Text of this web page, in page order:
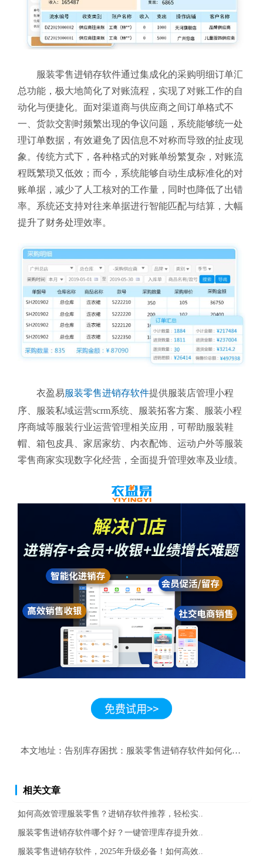
服装零售进销存软件通过集成化的采购明细订单汇
总功能，极大地简化了对账流程，实现了对账工作的自
动化与便捷化。面对渠道商与供应商之间订单格式不
一、货款交割时频繁出现的争议问题，系统能够统一处
理订单数据，有效避免了因信息不对称而导致的扯皮现
象。 传统方式下，各种格式的对账单纷繁复杂，对账流
程既繁琐又低效；而今，系统能够自动生成标准化的对
账单据，减少了人工核对的工作量，同时也降低了出错
率。系统还支持对往来单据进行智能匹配与结算，大幅
提升了财务处理效率。
衣盈易服装零售进销存软件提供服装店管理小程
序、服装私域运营scrm系统、服装拓客方案、服装小程
序商城等服装行业运营管理相关应用， 可帮助服装鞋
帽、箱包皮具、家居家纺、内衣配饰、运动户外等服装
零售商家实现数字化经营，全面提升管理效率及业绩。
本文地址： 告别库存困扰：服装零售进销存软件如何化解积压
相关文章
如何高效管理服装零售？进销存软件推荐，轻松实..
服装零售进销存软件哪个好？一键管理库存提升效..
服装零售进销存软件，2025年升级必备！如何高效..